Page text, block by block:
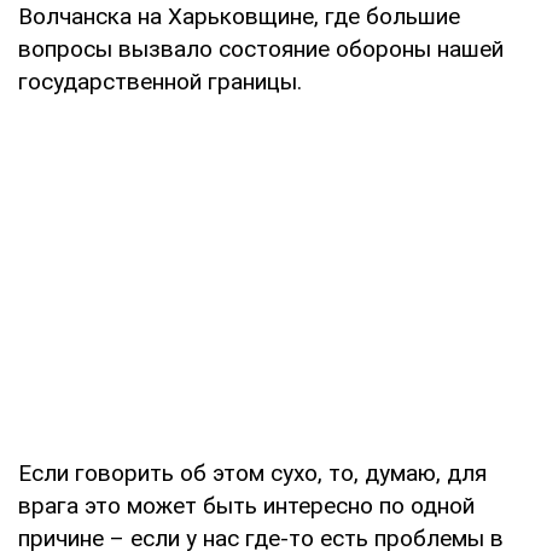
Волчанска на Харьковщине, где большие
вопросы вызвало состояние обороны нашей
государственной границы.
Если говорить об этом сухо, то, думаю, для
врага это может быть интересно по одной
причине – если у нас где-то есть проблемы в